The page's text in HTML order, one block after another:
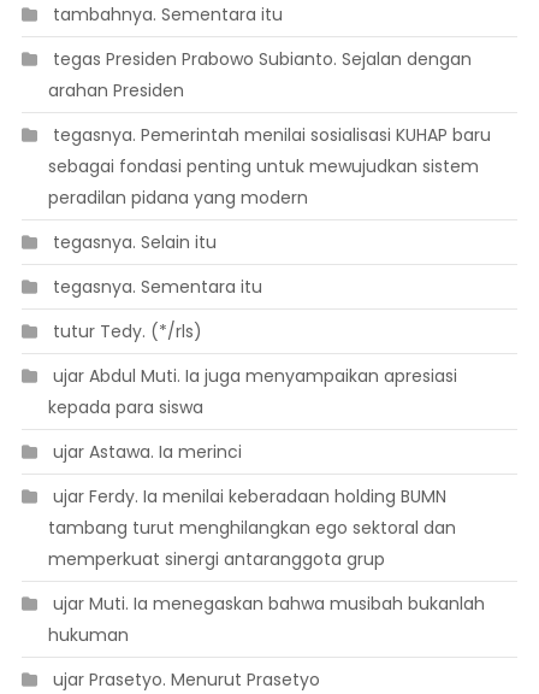
 tambahnya. Sementara itu
 tegas Presiden Prabowo Subianto. Sejalan dengan
arahan Presiden
 tegasnya. Pemerintah menilai sosialisasi KUHAP baru
sebagai fondasi penting untuk mewujudkan sistem
peradilan pidana yang modern
 tegasnya. Selain itu
 tegasnya. Sementara itu
 tutur Tedy. (*/rls)
 ujar Abdul Muti. Ia juga menyampaikan apresiasi
kepada para siswa
 ujar Astawa. Ia merinci
 ujar Ferdy. Ia menilai keberadaan holding BUMN
tambang turut menghilangkan ego sektoral dan
memperkuat sinergi antaranggota grup
 ujar Muti. Ia menegaskan bahwa musibah bukanlah
hukuman
 ujar Prasetyo. Menurut Prasetyo